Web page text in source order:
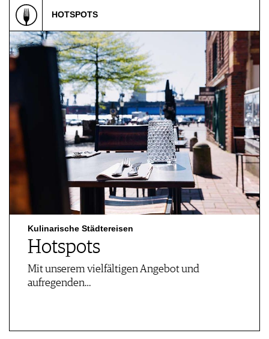
HOTSPOTS
Kulinarische Städtereisen
Hotspots
Mit unserem vielfältigen Angebot und
aufregenden…